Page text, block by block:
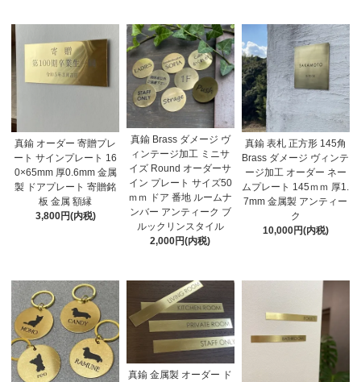
真鍮 オーダー 寄贈プレ
ート サインプレート 16
0×65mm 厚0.6mm 金属
製 ドアプレート 寄贈銘
板 金属 額縁
3,800円(内税)
真鍮 Brass ダメージ ヴ
ィンテージ加工 ミニサ
イズ Round オーダーサ
イン プレート サイズ50
ｍｍ ドア 番地 ルームナ
ンバー アンティーク ブ
ルックリンスタイル
2,000円(内税)
真鍮 表札 正方形 145角
Brass ダメージ ヴィンテ
ージ加工 オーダー ネー
ムプレート 145ｍｍ 厚1.
7mm 金属製 アンティー
ク
10,000円(内税)
真鍮 金属製 オーダー ド